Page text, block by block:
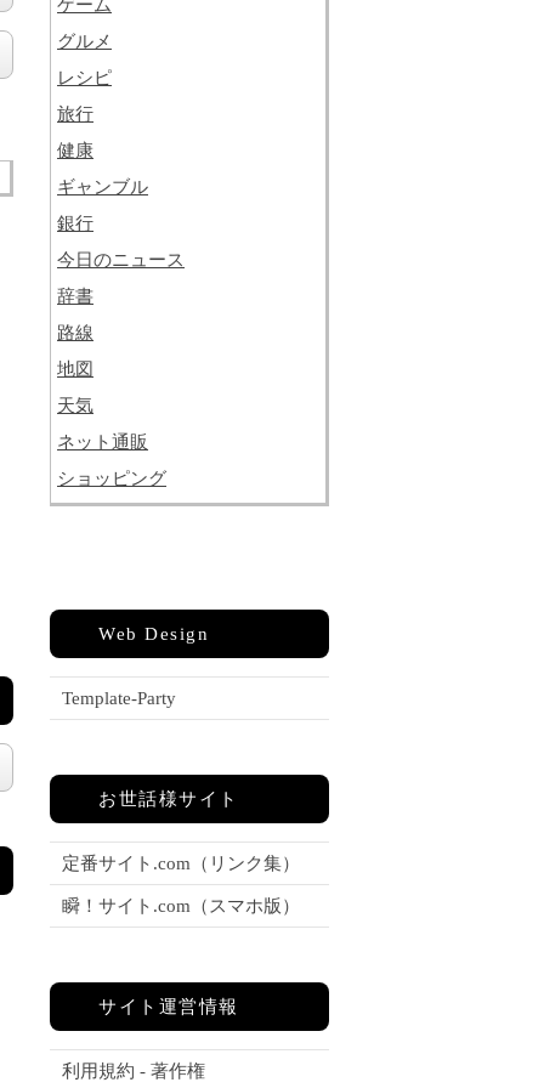
ゲーム
グルメ
レシピ
旅行
健康
ギャンブル
銀行
今日のニュース
辞書
路線
地図
天気
ネット通販
ショッピング
Web Design
Template-Party
お世話様サイト
定番サイト.com（リンク集）
瞬！サイト.com（スマホ版）
サイト運営情報
利用規約 - 著作権